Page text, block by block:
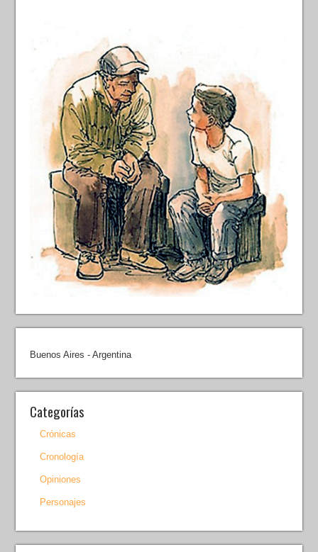
Buenos Aires - Argentina
Categorías
Crónicas
Cronología
Opiniones
Personajes